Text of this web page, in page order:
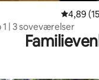
4,89 ud
4,89
1 | 3 soveværelser